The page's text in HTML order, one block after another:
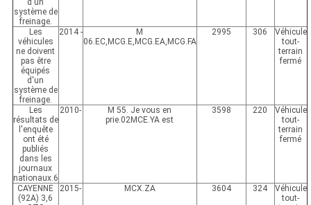
d'un
système de
freinage.
Les
véhicules
ne doivent
pas être
équipés
d'un
système de
freinage.
2014 -
M
06.EC,MCG.E,MCG.EA,MCG.FA
2995 306
Véhicule
tout-
terrain
fermé
Les
résultats de
l'enquête
ont été
publiés
dans les
journaux
nationaux.6
2010-
M 55. Je vous en
prie.02MCE.YA est
3598 220
Véhicule
tout-
terrain
fermé
CAYENNE
(92A) 3,6
2015- MCX.ZA 3604 324
Véhicule
tout-